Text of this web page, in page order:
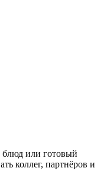
или готовый
коллег, партнёров и